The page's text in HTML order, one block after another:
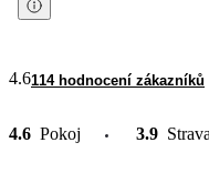
4.6114 hodnocení zákazníků
4.6 Pokoj 3.9 Strava